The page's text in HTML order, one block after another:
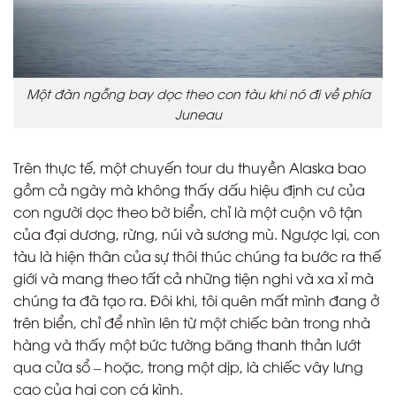
Một đàn ngỗng bay dọc theo con tàu khi nó đi về phía
Juneau
Trên thực tế, một chuyến tour du thuyền Alaska bao
gồm cả ngày mà không thấy dấu hiệu định cư của
con người dọc theo bờ biển, chỉ là một cuộn vô tận
của đại dương, rừng, núi và sương mù. Ngược lại, con
tàu là hiện thân của sự thôi thúc chúng ta bước ra thế
giới và mang theo tất cả những tiện nghi và xa xỉ mà
chúng ta đã tạo ra. Đôi khi, tôi quên mất mình đang ở
trên biển, chỉ để nhìn lên từ một chiếc bàn trong nhà
hàng và thấy một bức tường băng thanh thản lướt
qua cửa sổ – hoặc, trong một dịp, là chiếc vây lưng
cao của hai con cá kình.